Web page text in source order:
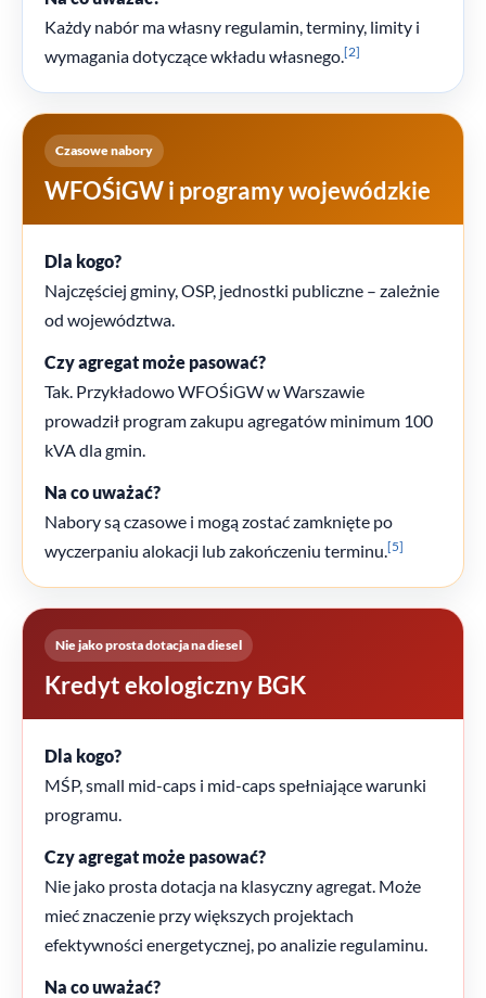
Każdy nabór ma własny regulamin, terminy, limity i
wymagania dotyczące wkładu własnego. [2]
Czasowe nabory
WFOŚiGW i programy wojewódzkie
Dla kogo?
Najczęściej gminy, OSP, jednostki publiczne – zależnie
od województwa.
Czy agregat może pasować?
Tak. Przykładowo WFOŚiGW w Warszawie
prowadził program zakupu agregatów minimum 100
kVA dla gmin.
Na co uważać?
Nabory są czasowe i mogą zostać zamknięte po
wyczerpaniu alokacji lub zakończeniu terminu. [5]
Nie jako prosta dotacja na diesel
Kredyt ekologiczny BGK
Dla kogo?
MŚP, small mid-caps i mid-caps spełniające warunki
programu.
Czy agregat może pasować?
Nie jako prosta dotacja na klasyczny agregat. Może
mieć znaczenie przy większych projektach
efektywności energetycznej, po analizie regulaminu.
Na co uważać?